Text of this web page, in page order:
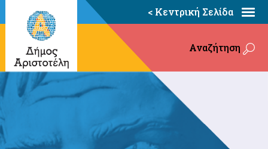
< Κεντρική Σελίδα
Αναζήτηση